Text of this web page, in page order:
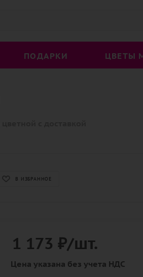
ПОДАРКИ ЦВЕТЫ
В ИЗБРАННОЕ
1 173 ₽/шт.
Цена указана без учета НДС